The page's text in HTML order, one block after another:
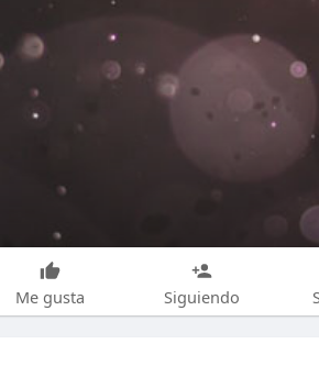
Me gusta Siguiendo